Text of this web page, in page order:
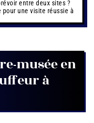
entre deux sites ?
une visite réussie à
musée en
à